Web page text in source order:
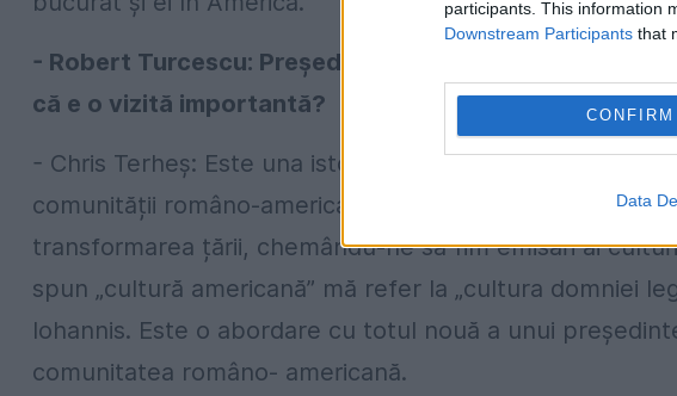
participants. This information
Downstream Participants that
CONFIRM
Data
- Robert Turcescu: Președintele Iohannis vizitează
că e o vizită importantă?
- Chris Terheș: Este una istorică prin faptul că acesta a
comunității româno-americane între cele două state și
transformarea țării, chemându-ne să fim emisari ai
spun „cultură americană” mă refer la „cultura domniei
Iohannis. Este o abordare cu totul nouă a unui
comunitatea româno- americană.